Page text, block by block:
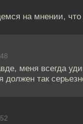
на мнении,
меня всегда
должен так